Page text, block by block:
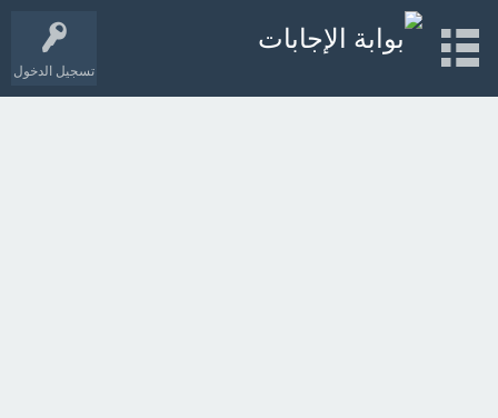
تسجيل الدخول